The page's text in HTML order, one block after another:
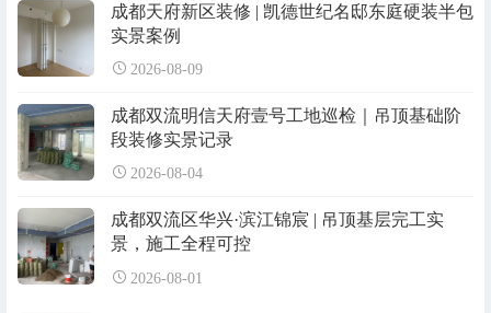
成都天府新区装修 | 凯德世纪名邸东庭硬装半包
实景案例
2026-08-09
成都双流明信天府壹号工地巡检｜吊顶基础阶
段装修实景记录
2026-08-04
成都双流区华兴·滨江锦宸 | 吊顶基层完工实
景，施工全程可控
2026-08-01